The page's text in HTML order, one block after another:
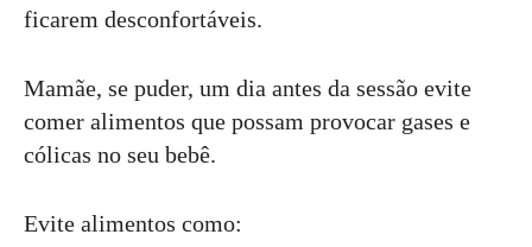
ficarem desconfortáveis.
Mamãe, se puder, um dia antes da sessão evite
comer alimentos que possam provocar gases e
cólicas no seu bebê.
Evite alimentos como: